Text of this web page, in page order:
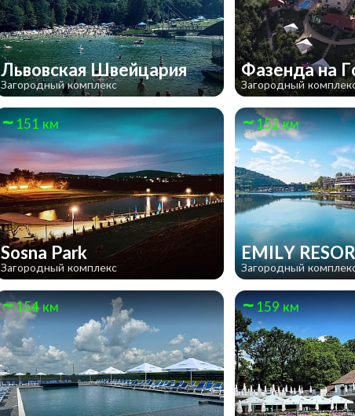
Львовская Швейцария
Загородный комплекс
Фазенда на
Загородный
151 км
Sosna Park
Загородный комплекс
152 км
EMILY
Загородный
154 км 159 км